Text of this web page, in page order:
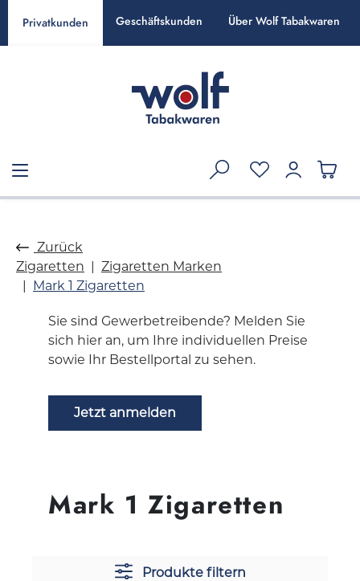
springen
Privatkunden Geschäftskunden Über Wolf Tabakwaren
Zurück
Zigaretten
Zigaretten Marken
Mark 1 Zigaretten
Mark 1 Zigaretten
Sie sind Gewerbetreibende? Melden Sie
sich hier an, um Ihre individuellen Preise
sowie Ihr Bestellportal zu sehen.
Jetzt anmelden
Produkte filtern